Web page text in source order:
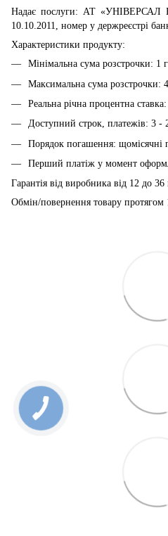
Надає послуги: АТ «УНІВЕРСАЛ
10.10.2011, номер у держреєстрі
Характеристики продукту:
Мінімальна сума розстрочки: 1
Максимальна сума розстрочки:
Реальна річна процентна
Доступний строк, платежів: 3 -
Порядок погашення: щомісячні
Перший платіж у момент
Гарантія від виробника від 12 до 36
Обмін/повернення товару протягом